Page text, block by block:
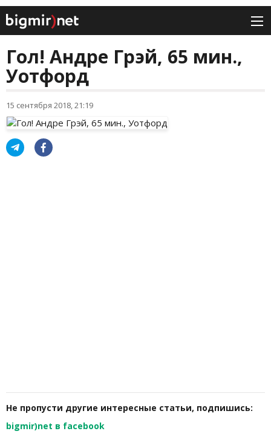
Гол! Андре Грэй, 65 мин.,
Уотфорд
15 сентября 2018, 21:19
Не пропусти другие интересные статьи, подпишись:
bigmir)net в facebook